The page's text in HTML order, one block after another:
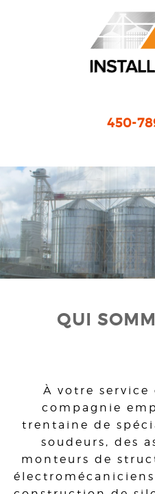
450-
QUI
À votre service
compagnie
trentaine de
soudeurs, des
monteurs de